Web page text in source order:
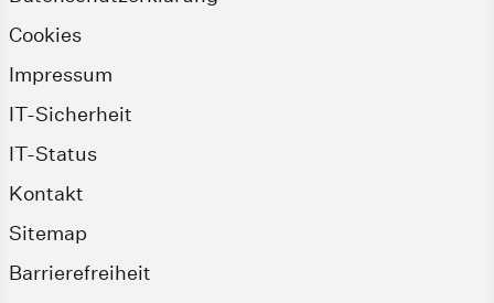
Cookies
Impressum
IT-Sicherheit
IT-Status
Kontakt
Sitemap
Barrierefreiheit